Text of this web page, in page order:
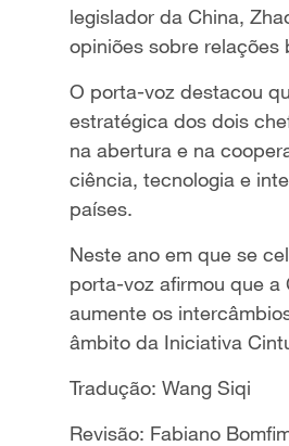
legislador da China,
opiniões sobre relações
O porta-voz destacou
estratégica dos dois
na abertura e na
ciência, tecnologia e
países.
Neste ano em que se
porta-voz afirmou que
aumente os
âmbito da Iniciativa
Tradução: Wang Siqi
Revisão: Fabiano